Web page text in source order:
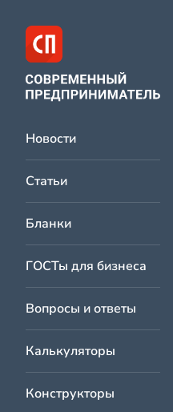
Новости
Статьи
Бланки
ГОСТы для бизнеса
Вопросы и ответы
Калькуляторы
Конструкторы